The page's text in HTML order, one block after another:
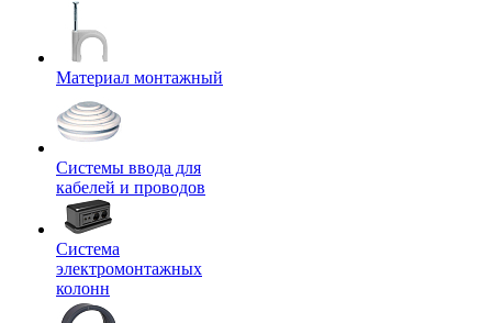
Материал монтажный
Системы ввода для
кабелей и проводов
Система
электромонтажных
колонн